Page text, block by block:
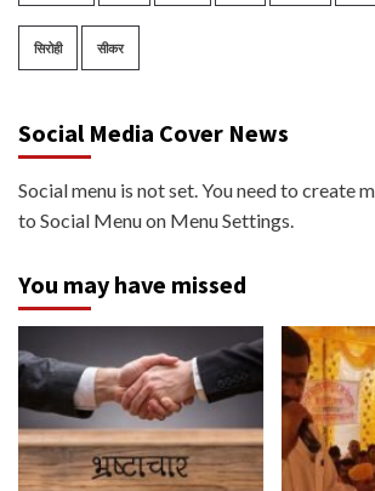
सिरोही सीकर
Social Media Cover News
Social menu is not set. You need to create
to Social Menu on Menu Settings.
You may have missed